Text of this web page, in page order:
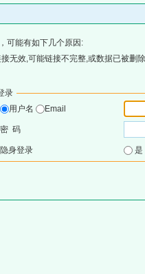
可能有如下几个原因:
无效,可能链接不完整,或数据已被删
录
用户名
Email
密 码
隐身登录